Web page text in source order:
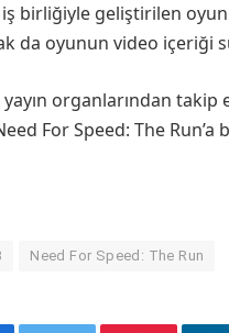
birliğiyle geliştirilen
da oyunun video içeriği
yayın organlarından
For Speed: The Run’a
Need For Speed: The Run